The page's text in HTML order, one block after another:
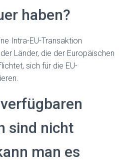
haben?
Intra-EU-Transaktion
Länder, die der Europäischen
sich für die EU-
sind nicht
man es